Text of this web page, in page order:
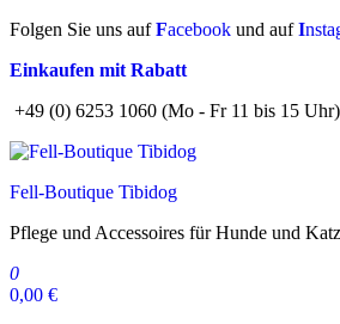
Zum
springen
Folgen Sie uns aufFacebook und aufI
Einkaufen mit Rabatt
+49 (0) 6253 1060 (Mo - Fr 11 bis 15 Uhr)
Fell-Boutique Tibidog
Pflege und Accessoires für Hunde und
0
0,00 €